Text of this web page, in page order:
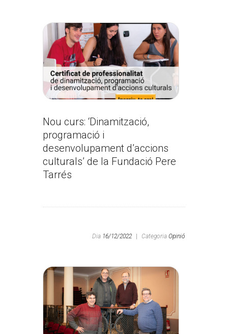
Nou curs: ‘Dinamització,
programació i
desenvolupament d’accions
culturals’ de la Fundació Pere
Tarrés
Dia 16/12/2022 Categoria Opinió